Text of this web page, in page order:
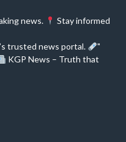
news.
Stay informed
trusted news portal.
"
KGP News – Truth that